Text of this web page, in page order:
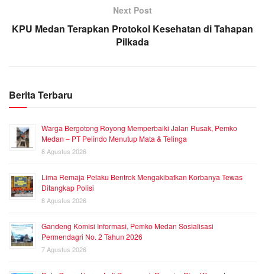
Next Post
KPU Medan Terapkan Protokol Kesehatan di Tahapan
Pilkada
Berita Terbaru
Warga Bergotong Royong Memperbaiki Jalan Rusak, Pemko
Medan – PT Pelindo Menutup Mata & Telinga
8 Agustus 2026
Lima Remaja Pelaku Bentrok Mengakibatkan Korbanya Tewas
Ditangkap Polisi
8 Agustus 2026
Gandeng Komisi Informasi, Pemko Medan Sosialisasi
Permendagri No. 2 Tahun 2026
7 Agustus 2026